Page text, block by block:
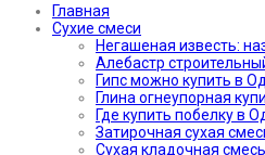
Главная
Сухие смеси
Негашеная известь:
Алебастр
Гипс можно купить в
Глина огнеупорная
Где купить побелку в
Затирочная сухая
Сухая кладочная